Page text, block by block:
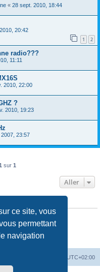
ce site, vous
permettant
navigation
« 28 sept. 2010, 18:44
20:42
1 2
radio???
11:11
2010, 22:00
?
2010, 19:23
23:57
sur 1
Aller
ce forum
forum
ce forum
ce forum
ce forum
UTC+02:00